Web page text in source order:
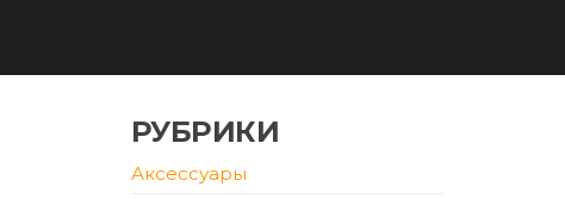
РУБРИКИ
Аксессуары